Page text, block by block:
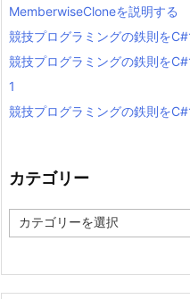
MemberwiseCloneを説明する
競技プログラミングの鉄則を
競技プログラミングの鉄則を
1
競技プログラミングの鉄則を
カテゴリー
テ